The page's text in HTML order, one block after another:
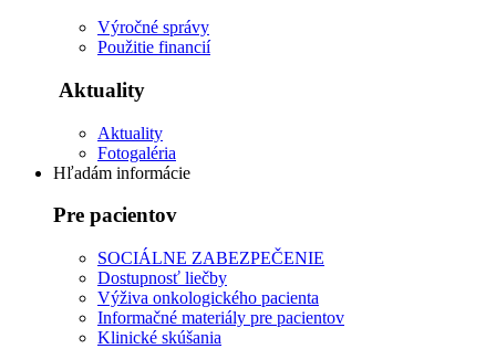
Výročné správy
Použitie financií
Aktuality
Aktuality
Fotogaléria
Hľadám informácie
Pre pacientov
SOCIÁLNE ZABEZPEČENIE
Dostupnosť liečby
Výživa onkologického pacienta
Informačné materiály pre pacientov
Klinické skúšania